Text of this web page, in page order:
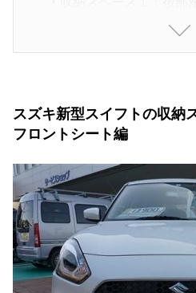
収納スペース２：シー
スズキ新型スイフトの収納
フロントシート編